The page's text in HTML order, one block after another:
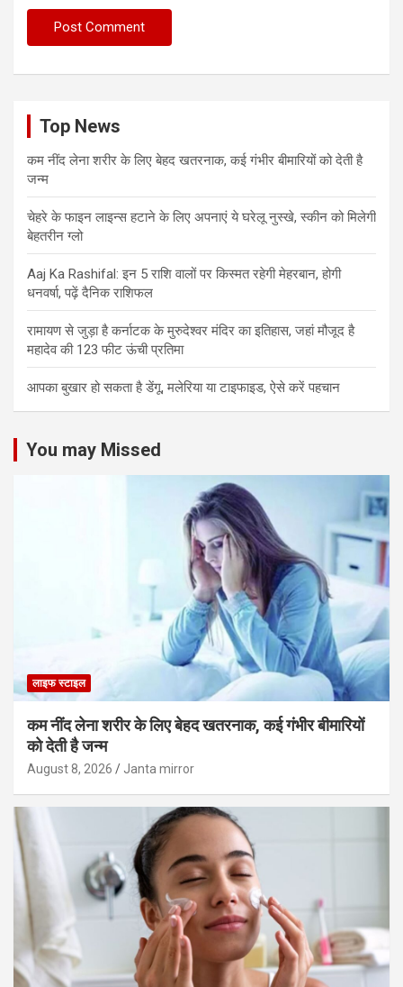
Top News
कम नींद लेना शरीर के लिए बेहद खतरनाक, कई गंभीर बीमारियों को देती है
जन्म
चेहरे के फाइन लाइन्स हटाने के लिए अपनाएं ये घरेलू नुस्खे, स्कीन को मिलेगी
बेहतरीन ग्लो
Aaj Ka Rashifal: इन 5 राशि वालों पर किस्मत रहेगी मेहरबान, होगी
धनवर्षा, पढ़ें दैनिक राशिफल
रामायण से जुड़ा है कर्नाटक के मुरुदेश्वर मंदिर का इतिहास, जहां मौजूद है
महादेव की 123 फीट ऊंची प्रतिमा
आपका बुखार हो सकता है डेंगू, मलेरिया या टाइफाइड, ऐसे करें पहचान
You may Missed
लाइफ स्टाइल
कम नींद लेना शरीर के लिए बेहद खतरनाक, कई गंभीर बीमारियों
को देती है जन्म
August 8, 2026 Janta mirror